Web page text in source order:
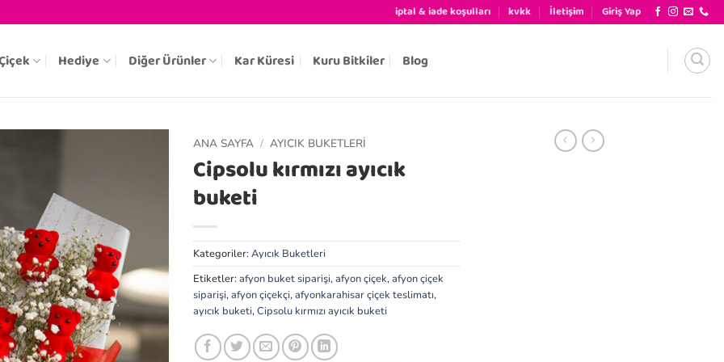
iptal & iade koşulları kvkk İletişim Giriş Yap
Hediye Diğer Ürünler Kar Küresi Kuru Bitkiler Blog
ANA SAYFA / AYICIK BUKETLERI
Cipsolu kırmızı ayıcık
buketi
Kategoriler:Ayıcık Buketleri
Etiketler:afyon buket siparişi,afyon çiçek,afyon çiçek
siparişi,afyon çiçekçi,afyonkarahisar çiçek teslimatı,
ayıcık buketi,Cipsolu kırmızı ayıcık buketi